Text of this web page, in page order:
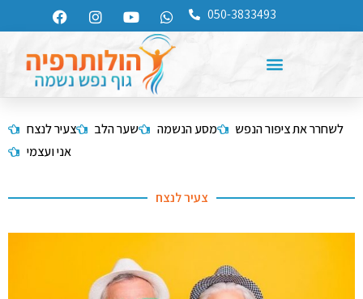
050-3833493
צעיר לנצח שער הלב מסע הנשמה
לשחרר את ציפור הנפש
אני ועצמי
צעיר לנצח